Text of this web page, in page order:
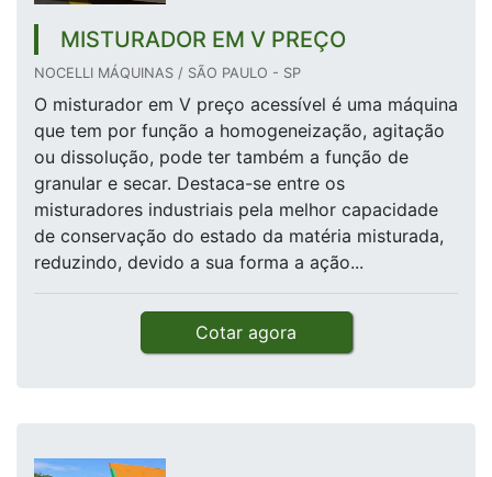
MISTURADOR EM V PREÇO
NOCELLI MÁQUINAS / SÃO PAULO - SP
O misturador em V preço acessível é uma máquina
que tem por função a homogeneização, agitação
ou dissolução, pode ter também a função de
granular e secar. Destaca-se entre os
misturadores industriais pela melhor capacidade
de conservação do estado da matéria misturada,
reduzindo, devido a sua forma a ação...
Cotar agora